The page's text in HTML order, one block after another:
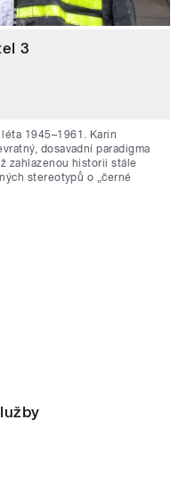
3
1945–1961. Karin
dosavadní paradigma
zahlazenou historii stále
stereotypů o „černé